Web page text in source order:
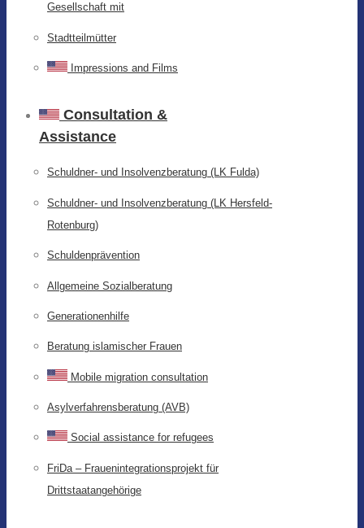
Gesellschaft mit
Stadtteilmütter
Impressions and Films
Consultation &
Assistance
Schuldner- und Insolvenzberatung (LK Fulda)
Schuldner- und Insolvenzberatung (LK Hersfeld-
Rotenburg)
Schuldenprävention
Allgemeine Sozialberatung
Generationenhilfe
Beratung islamischer Frauen
Mobile migration consultation
Asylverfahrensberatung (AVB)
Social assistance for refugees
FriDa – Frauenintegrationsprojekt für
Drittstaatangehörige